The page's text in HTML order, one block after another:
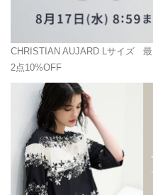
CHRISTIAN AUJARD Lサイズ 最
2点10%OFF